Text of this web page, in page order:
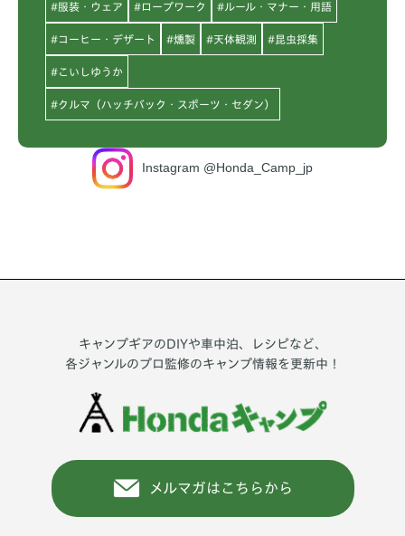
#服装・ウェア #ロープワーク #ルール・マナー・用語
#コーヒー・デザート #燻製 #天体観測 #昆虫採集
#こいしゆうか
#クルマ（ハッチバック・スポーツ・セダン）
Instagram @Honda_Camp_jp
キャンプギアのDIYや車中泊、レシピなど、
各ジャンルのプロ監修のキャンプ情報を更新中！
メルマガはこちらから